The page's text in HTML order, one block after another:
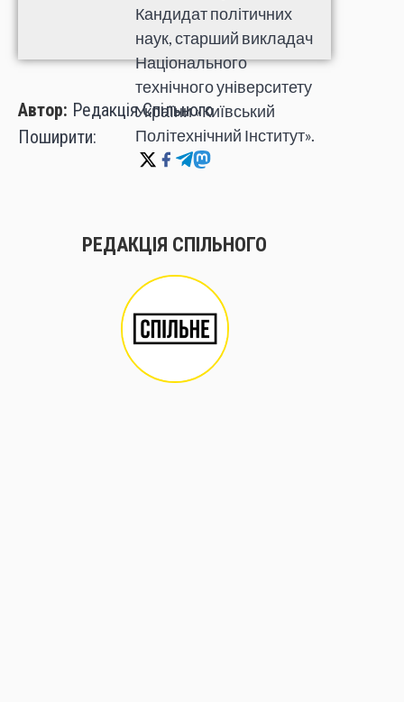
Кандидат політичних
наук, старший викладач
Національного
технічного університету
України «Київський
Політехнічний Інститут».
Автор: Редакція Спільного
Поширити:
РЕДАКЦІЯ СПІЛЬНОГО